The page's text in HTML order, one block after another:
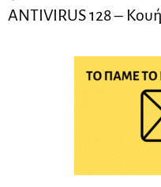
ANTIVIRUS 128 –